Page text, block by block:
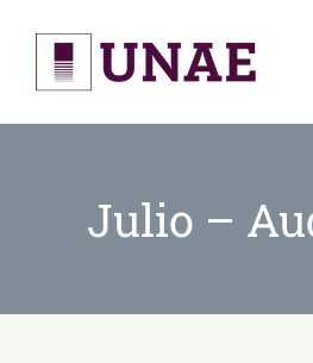
content
Julio –